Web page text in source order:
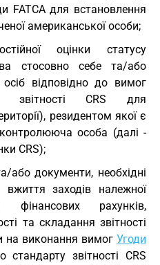
FATCA для встановлення
американської особи;
оцінки статусу
стосовно себе та/або
відповідно до вимог
звітності CRS для
резидентом якої є
особа (далі -
CRS);
або документи, необхідні
заходів належної
фінансових рахунків,
та складання звітності
на виконання вимог Угоди
стандарту звітності CRS